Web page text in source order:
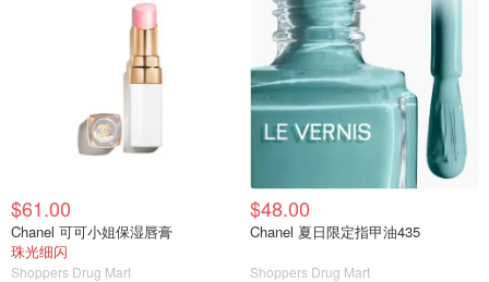
$61.00
Chanel 可可小姐保湿唇膏
珠光细闪
Shoppers Drug Mart
$48.00
Chanel 夏日限定指甲油435
Shoppers Drug Mart